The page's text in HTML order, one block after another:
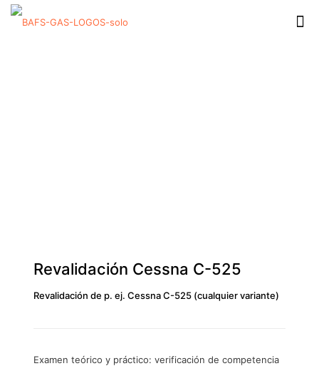
Revalidación Cessna C-525
Revalidación de p. ej. Cessna C-525 (cualquier variante)
Examen teórico y práctico: verificación de competencia